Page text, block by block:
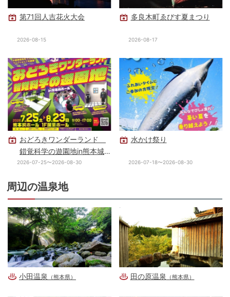
第71回人吉花火大会
2026-08-15
多良木町ゑびす夏まつり
2026-08-17
おどろきワンダーランド
錯覚科学の遊園地in熊本城
ホール
2026-07-25〜2026-08-30
水かけ祭り
2026-07-18〜2026-08-30
周辺の温泉地
小田温泉 （熊本県） 田の原温泉 （熊本県）